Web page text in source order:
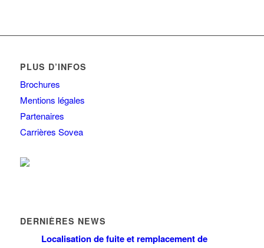
PLUS D’INFOS
Brochures
Mentions légales
Partenaires
Carrières Sovea
DERNIÈRES NEWS
Localisation de fuite et remplacement de